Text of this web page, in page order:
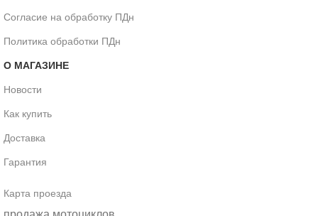
Согласие на обработку ПДн
Политика обработки ПДн
О МАГАЗИНЕ
Новости
Как купить
Доставка
Гарантия
Карта проезда